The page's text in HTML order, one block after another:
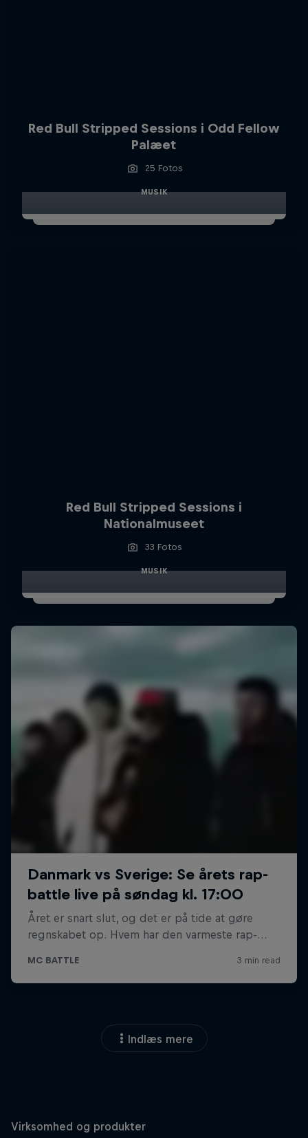
Red Bull Stripped Sessions i Odd Fellow
Palæet
25 Fotos
MUSIK
Red Bull Stripped Sessions i
Nationalmuseet
33 Fotos
MUSIK
Indlæs mere